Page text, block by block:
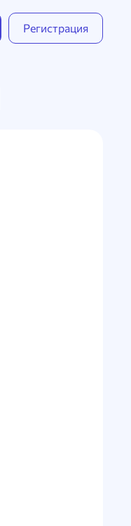
Регистрация